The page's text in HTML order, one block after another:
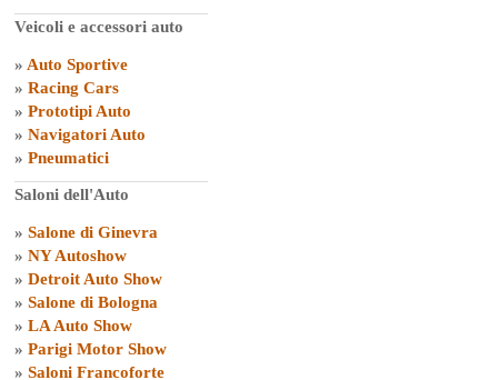
Veicoli e accessori auto
» Auto Sportive
» Racing Cars
» Prototipi Auto
» Navigatori Auto
» Pneumatici
Saloni dell'Auto
» Salone di Ginevra
» NY Autoshow
» Detroit Auto Show
» Salone di Bologna
» LA Auto Show
» Parigi Motor Show
» Saloni Francoforte